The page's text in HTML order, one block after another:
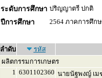
ระดับการศึกษา ปริญญาตรี ปกติ
ปีการศึกษา
2564 ภาคการศึก
ลำดับ
รหัส
ผลิตกรรมการเกษตร
1 6301102360 นายนัฐพงญ์ เ